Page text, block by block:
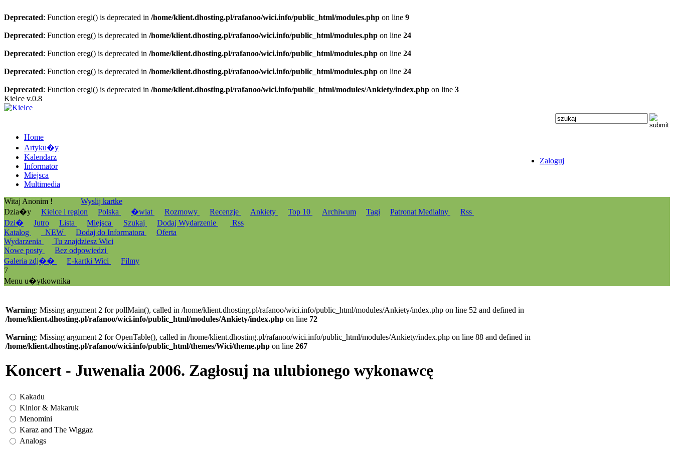
Deprecated: Function eregi() is deprecated in /home/klient.dhosting.pl/rafanoo/wici.info/public_html/modules.php on line 9
Deprecated: Function ereg() is deprecated in /home/klient.dhosting.pl/rafanoo/wici.info/public_html/modules.php on line 24
Deprecated: Function ereg() is deprecated in /home/klient.dhosting.pl/rafanoo/wici.info/public_html/modules.php on line 24
Deprecated: Function ereg() is deprecated in /home/klient.dhosting.pl/rafanoo/wici.info/public_html/modules.php on line 24
Deprecated: Function eregi() is deprecated in /home/klient.dhosting.pl/rafanoo/wici.info/public_html/modules/Ankiety/index.php on line 3
Kielce v.0.8
Home
Artyku�y
Kalendarz
Informator
Miejsca
Multimedia
Zaloguj
Witaj Anonim !
Wyslij kartke
Dzia�y
Kielce i region Polska �wiat Rozmowy Recenzje Ankiety Top 10 Archiwum Tagi Patronat Medialny
Rss
Dzi�
Jutro Lista Miejsca Szukaj Dodaj Wydarzenie
Rss
Katalog
_NEW Dodaj do Informatora
Oferta
Wydarzenia
Tu znajdziesz Wici
Nowe posty
Bez odpowiedzi
Galeria zdj��
E-kartki Wici
Filmy
7
Menu u�ytkownika
Warning: Missing argument 2 for pollMain(), called in /home/klient.dhosting.pl/rafanoo/wici.info/public_html/modules/Ankiety/index.php on line 52 and defined in
/home/klient.dhosting.pl/rafanoo/wici.info/public_html/modules/Ankiety/index.php on line 72
Warning: Missing argument 2 for OpenTable(), called in /home/klient.dhosting.pl/rafanoo/wici.info/public_html/modules/Ankiety/index.php on line 88 and defined in
/home/klient.dhosting.pl/rafanoo/wici.info/public_html/themes/Wici/theme.php on line 267
Koncert - Juwenalia 2006. Zagłosuj na ulubionego wykonawcę
Kakadu
Kinior & Makaruk
Menomini
Karaz and The Wiggaz
Analogs